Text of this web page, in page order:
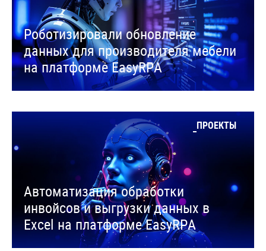
Роботизировали обновление
данных для производителя мебели
на платформе EasyRPA
ПРОЕКТЫ
Автоматизация обработки
инвойсов и выгрузки данных в
Excel на платформе EasyRPA